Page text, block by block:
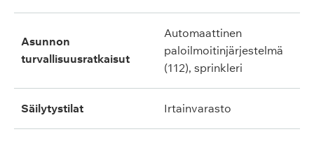
asunnon
turvallisuusratkaisut
automaattinen
paloilmoitinjärjestelmä
(112), sprinkleri
säilytystilat irtainvarasto